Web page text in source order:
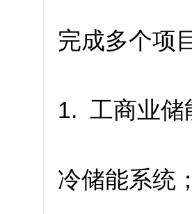
完成多个项
1. 工商业储
冷储能系统